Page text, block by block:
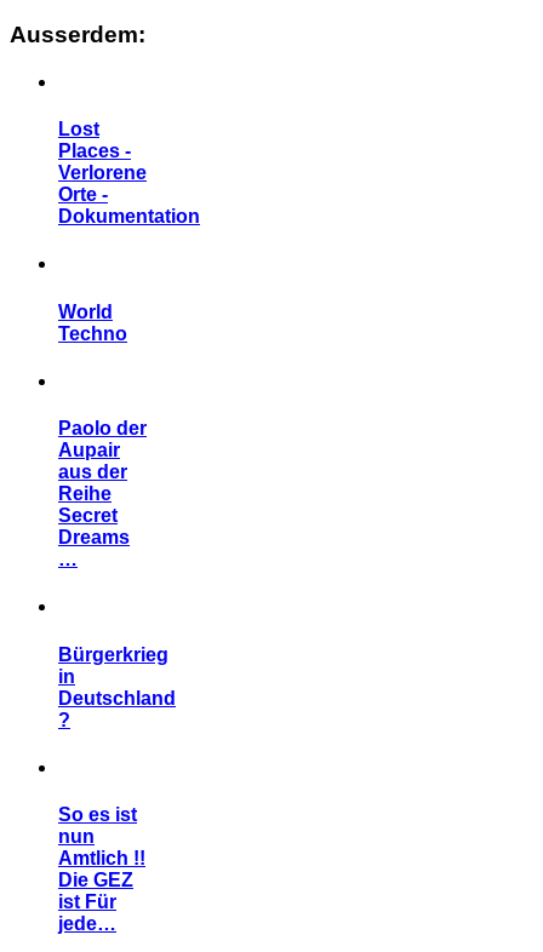
Ausserdem:
Lost
Places -
Verlorene
Orte -
Dokumentation
World
Techno
Paolo der
Aupair
aus der
Reihe
Secret
Dreams
…
Bürgerkrieg
in
Deutschland
?
So es ist
nun
Amtlich !!
Die GEZ
ist Für
jede…